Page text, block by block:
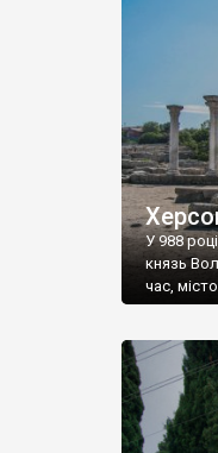
влада в
У 988
князь
час,